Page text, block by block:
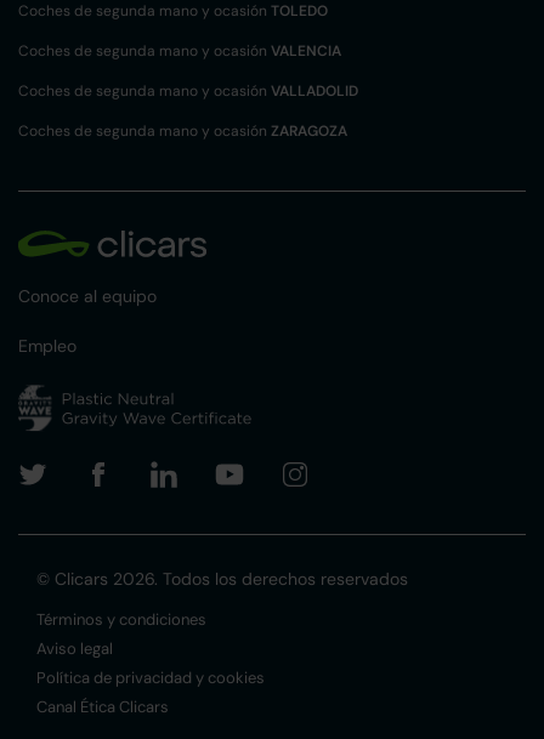
Coches de segunda mano y ocasión TOLEDO
Coches de segunda mano y ocasión VALENCIA
Coches de segunda mano y ocasión VALLADOLID
Coches de segunda mano y ocasión ZARAGOZA
Conoce al equipo
Empleo
© Clicars 2026. Todos los derechos reservados
Términos y condiciones
Aviso legal
Política de privacidad y cookies
Canal Ética Clicars